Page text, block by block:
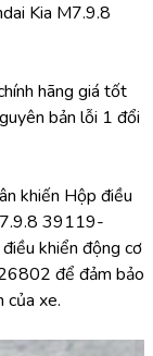
Kia M7.9.8
hãng giá tốt
bản lỗi 1 đổi
khiến Hộp điều
39119-
khiển động cơ
để đảm bảo
của xe.